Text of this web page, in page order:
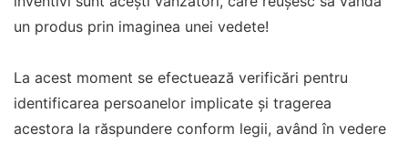
un produs prin imaginea unei vedete!
La acest moment se efectuează verificări pentru
identificarea persoanelor implicate și tragerea
acestora la răspundere conform legii, având în vedere